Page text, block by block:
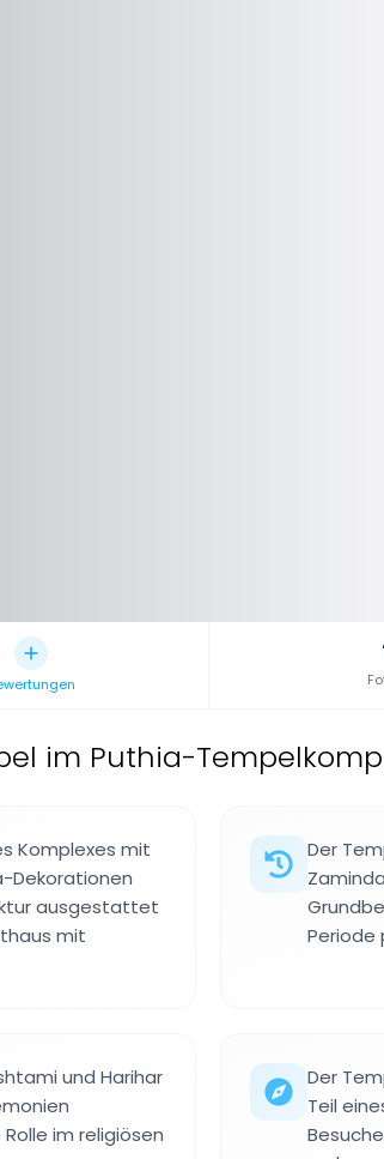
im Puthia-
Komplexes mit
Dekorationen
ausgestattet
mit
Der
Periode
und Harihar
im religiösen
Der
Teil